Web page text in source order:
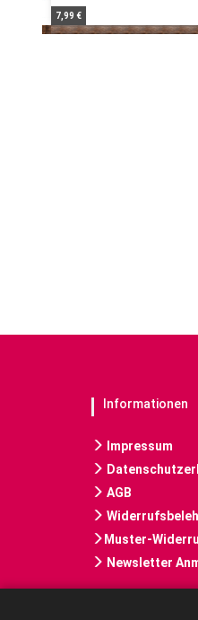
7,99 €
Informationen
Impressum
AGB
Muster-
Newsletter